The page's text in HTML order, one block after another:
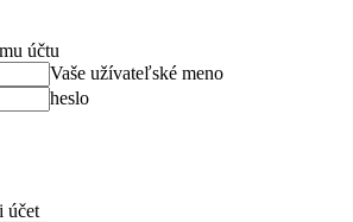
účtu
Vaše užívateľské meno
heslo
účet